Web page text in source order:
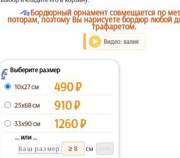
OБордюрный орнамент совмещается по
поторам, поэтому Вы нарисуете бордюр любой
трафаретом.
Видео: валик
ZВыберите размер
10x27 см
490₽
25x68 см 910₽
33x90 см 1260₽
... или ...
Ваш размер
см